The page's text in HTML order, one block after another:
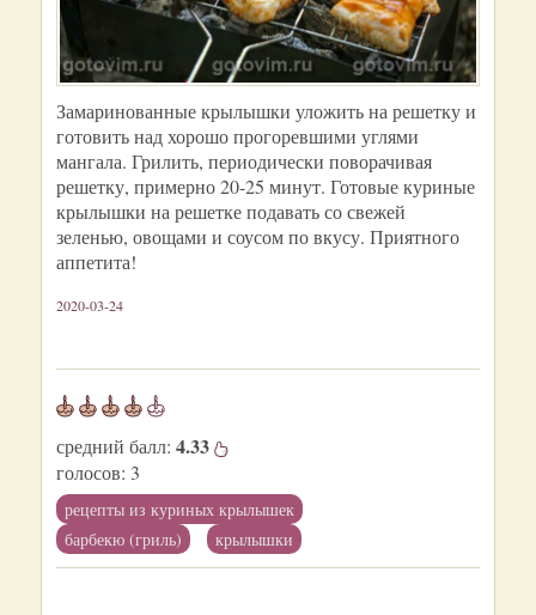
Замаринованные крылышки уложить на решетку и
готовить над хорошо прогоревшими углями
мангала. Грилить, периодически поворачивая
решетку, примерно 20-25 минут. Готовые куриные
крылышки на решетке подавать со свежей
зеленью, овощами и соусом по вкусу. Приятного
аппетита!
2020-03-24
средний балл: 4.33
голосов: 3
рецепты из куриных крылышек
барбекю (гриль)
крылышки